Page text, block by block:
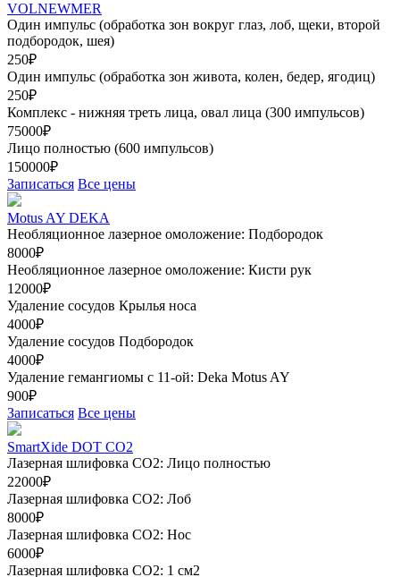
VOLNEWMER
Один импульс (обработка зон вокруг глаз, лоб, щеки, второй
подбородок, шея)
250₽
Один импульс (обработка зон живота, колен, бедер, ягодиц)
250₽
Комплекс - нижняя треть лица, овал лица (300 импульсов)
75000₽
Лицо полностью (600 импульсов)
150000₽
Записаться Все цены
Motus AY DEKA
Необляционное лазерное омоложение: Подбородок
8000₽
Необляционное лазерное омоложение: Кисти рук
12000₽
Удаление сосудов Крылья носа
4000₽
Удаление сосудов Подбородок
4000₽
Удаление гемангиомы с 11-ой: Deka Motus AY
900₽
Записаться Все цены
SmartXide DOT CO2
Лазерная шлифовка CO2: Лицо полностью
22000₽
Лазерная шлифовка СО2: Лоб
8000₽
Лазерная шлифовка СО2: Нос
6000₽
Лазерная шлифовка СО2: 1 см2